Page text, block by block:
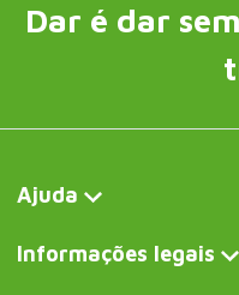
Dar é dar
Ajuda
Informações legais